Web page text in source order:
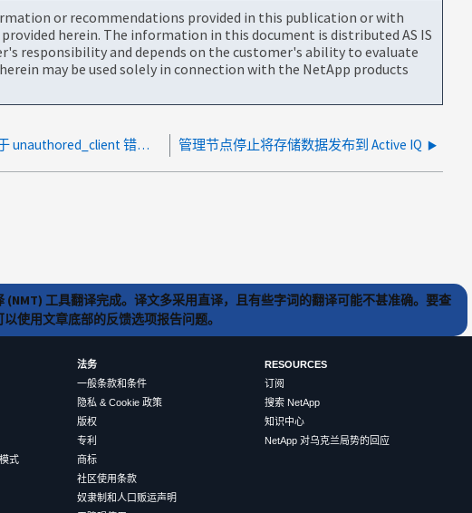
or recommendations provided in this publication or with
herein. The information in this document is distributed AS IS
responsibility and depends on the customer's ability to evaluate
may be used solely in connection with the NetApp products
将存储集群升级到 12.x 后，由于 unauthored_client 错误，登录到 Hybrid Cloud Control 失败 管理节点停止将存储数据发布到 Active IQ
工具翻译完成。译文多采用直译，且有些字词的翻译可能不甚准确。要查
使用文章底部的反馈选项报告问题。
式
法务
一般条款和条件
隐私 & Cookie 政策
版权
专利
商标
社区使用条款
奴隶制和人口贩运声明
RESOURCES
订阅
搜索 NetApp
知识中心
NetApp 对乌克兰局势的回应